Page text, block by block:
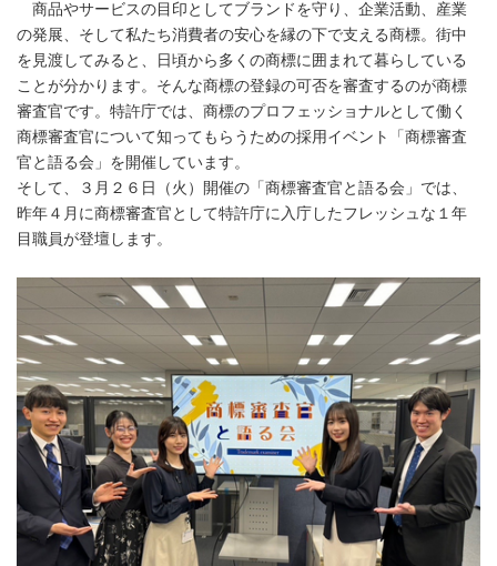
商品やサービスの目印としてブランドを守り、企業活動、産業
の発展、そして私たち消費者の安心を縁の下で支える商標。街中
を見渡してみると、日頃から多くの商標に囲まれて暮らしている
ことが分かります。そんな商標の登録の可否を審査するのが商標
審査官です。特許庁では、商標のプロフェッショナルとして働く
商標審査官について知ってもらうための採用イベント「商標審査
官と語る会」を開催しています。
そして、３月２６日（火）開催の「商標審査官と語る会」では、
昨年４月に商標審査官として特許庁に入庁したフレッシュな１年
目職員が登壇します。